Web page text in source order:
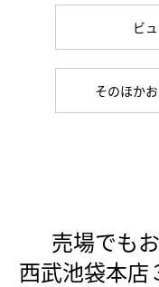
ビ
そのほか
売場でも
西武池袋本店